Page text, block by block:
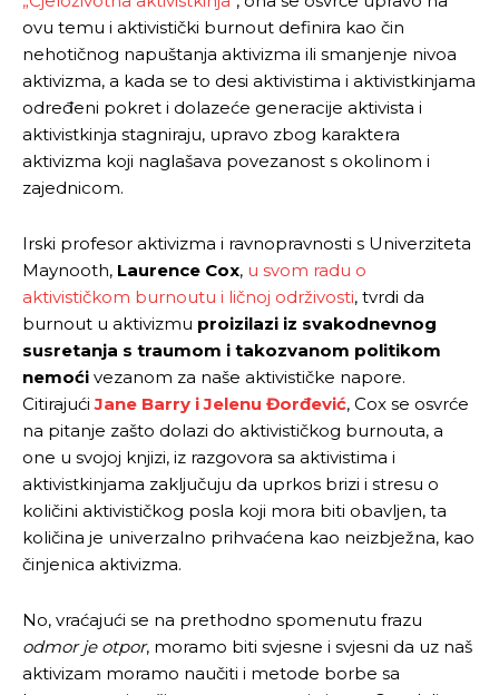
ovu temu i aktivistički burnout definira kao čin
nehotičnog napuštanja aktivizma ili smanjenje nivoa
aktivizma, a kada se to desi aktivistima i aktivistkinjama
određeni pokret i dolazeće generacije aktivista i
aktivistkinja stagniraju, upravo zbog karaktera
aktivizma koji naglašava povezanost s okolinom i
zajednicom.
Irski profesor aktivizma i ravnopravnosti s Univerziteta
Maynooth, Laurence Cox, u svom radu o
aktivističkom burnoutu i ličnoj održivosti, tvrdi da
burnout u aktivizmu proizilazi iz svakodnevnog
susretanja s traumom i takozvanom politikom
nemoći vezanom za naše aktivističke napore.
CitirajućiJane Barry i Jelenu Đorđević, Cox se osvrće
na pitanje zašto dolazi do aktivističkog burnouta, a
one u svojoj knjizi, iz razgovora sa aktivistima i
aktivistkinjama zaključuju da uprkos brizi i stresu o
količini aktivističkog posla koji mora biti obavljen, ta
količina je univerzalno prihvaćena kao neizbježna, kao
činjenica aktivizma.
No, vraćajući se na prethodno spomenutu frazu
odmor je otpor, moramo biti svjesne i svjesni da uz naš
aktivizam moramo naučiti i metode borbe sa